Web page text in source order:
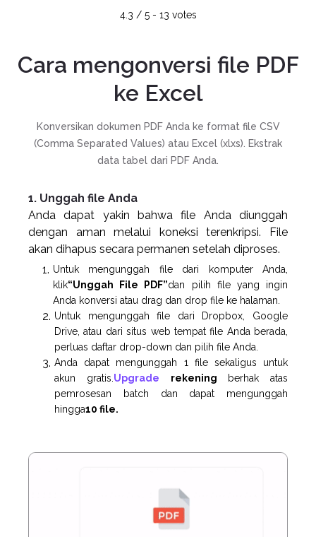
4.3 / 5- 13 votes
Cara mengonversi file PDF
ke Excel
Konversikan dokumen PDF Anda ke format file CSV
(Comma Separated Values) atau Excel (xlxs). Ekstrak
data tabel dari PDF Anda.
1. Unggah file Anda
Anda dapat yakin bahwa file Anda diunggah
dengan aman melalui koneksi terenkripsi. File
akan dihapus secara permanen setelah diproses.
Untuk mengunggah file dari komputer Anda,
klik“Unggah File PDF”dan pilih file yang ingin
Anda konversi atau drag dan drop file ke halaman.
Untuk mengunggah file dari Dropbox, Google
Drive, atau dari situs web tempat file Anda berada,
perluas daftar drop-down dan pilih file Anda.
Anda dapat mengunggah 1 file sekaligus untuk
akun gratis. Upgrade rekening berhak atas
pemrosesan batch dan dapat mengunggah
hingga10 file.